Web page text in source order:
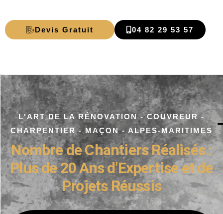
Devis Gratuit 04 82 29 53 57
L'ART DE LA RÉNOVATION - COUVREUR -
CHARPENTIER - MAÇON - ALPES-MARITIMES
Nombre de Chantiers Réalisés :
Plus de 20 Ans d’Expertise et de
Projets Réussis